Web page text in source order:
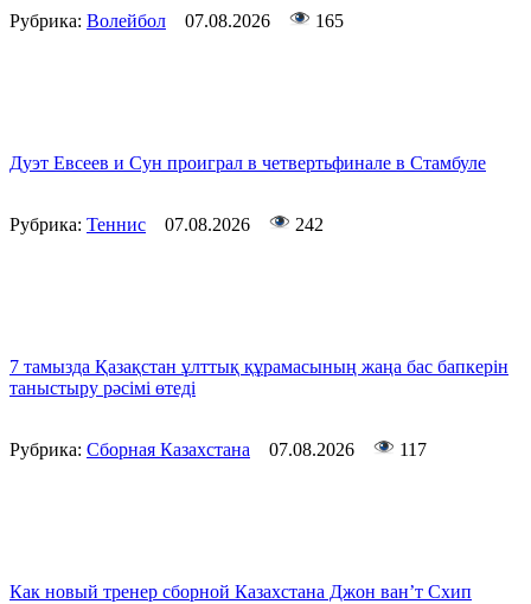
Рубрика: Волейбол 07.08.2026 165
Дуэт Евсеев и Сун проиграл в четвертьфинале в Стамбуле
Рубрика: Теннис 07.08.2026 242
7 тамызда Қазақстан ұлттық құрамасының жаңа бас бапкерін
таныстыру рәсімі өтеді
Рубрика: Сборная Казахстана 07.08.2026 117
Как новый тренер сборной Казахстана Джон ван’т Схип